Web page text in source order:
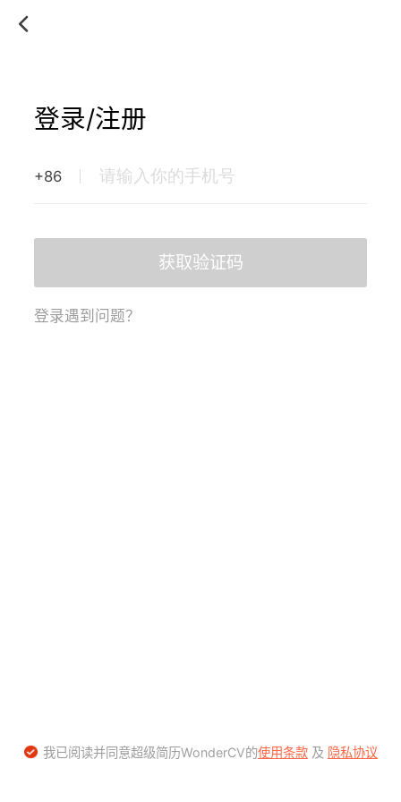
登录/注册
+86
获取验证码
登录遇到问题？
我已阅读并同意超级简历WonderCV的使用条款及 隐私协议